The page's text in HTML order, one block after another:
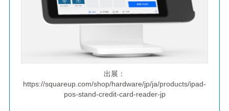
出展：
https://squareup.com/shop/hardware/jp/ja/products/ipad-
pos-stand-credit-card-reader-jp